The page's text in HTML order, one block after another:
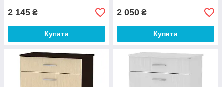
2 145 ₴
Купити
2 050 ₴
Купити